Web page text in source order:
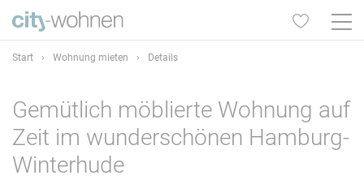
Start › Wohnung mieten › Details
Gemütlich möblierte Wohnung auf
Zeit im wunderschönen Hamburg-
Winterhude